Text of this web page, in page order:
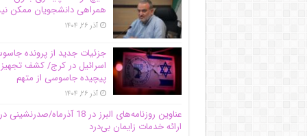
همراهی دانشجویان ممکن
آذر ۲۶, ۱۴۰۴
جزئیات جدید از پرونده
اسرائیل در کرج/‌ کشف
پیچیده جاسوسی از متهم
آذر ۲۶, ۱۴۰۴
عناوین روزنامه‌های البرز در ‌18 آذرماه/صدرنشینی
ارائه خدمات زایمان بی‌درد